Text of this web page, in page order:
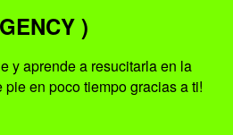
)
y aprende a resucitarla en la
en poco tiempo gracias a ti!